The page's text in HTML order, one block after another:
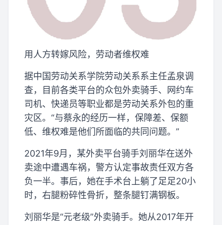
用人方转嫁风险，劳动者维权难
据中国劳动关系学院劳动关系系主任孟泉调
查，目前各类平台的众包外卖骑手、网约车
司机、快递员等职业都是劳动关系外包的重
灾区。“与蔡永的经历一样，保障差、保额
低、维权难是他们所面临的共同问题。”
2021年9月，某外卖平台骑手刘丽华在送外
卖途中遭遇车祸，警方认定事故责任双方各
负一半。事后，她在手术台上躺了足足20小
时，右腿粉碎性骨折，整条腿钉满钢板。
刘丽华是“元老级”外卖骑手。她从2017年开